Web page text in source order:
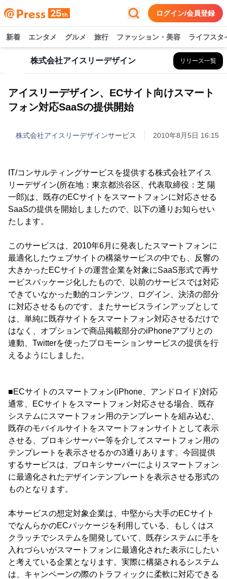
ログイン/会員登録
新着 エンタメ グルメ 旅行 ファッション・美容 ライフスタ
株式会社アイスリーデザイン リリース一覧
アイスリーデザイン、ECサイト向けスマート
フォン対応SaaSの提供開始
株式会社アイスリーデザインサービス 2010年8月5日 16:15
IT/コンサルティングサービスを提供する株式会社アイス
リーデザイン(所在地：東京都渋谷区、代表取締役：芝 陽
一郎)は、既存のECサイトをスマートフォンに対応させる
SaaSの提供を開始しましたので、以下の通りお知らせい
たします。
このサービスは、2010年6月に発表したスマートフォンに
最適化したウェブサイトの構築サービスの中でも、反響の
大きかったECサイトの運営企業を対象にSaaS形式で再サ
ービスパッケージ化したもので、以前のサービスでは対応
できていなかった動的コンテンツ、ログイン、決済の部分
に対応させるものです。またサービスラインアップとして
は、単純に既存サイトをスマートフォン対応させるだけで
はなく、オプションで商品掲載部分のiPhoneアプリとの
連動、Twitterを使ったプロモーションサービスの提供を行
えるようにしました。
■ECサイトのスマートフォン(iPhone、アンドロイド)対応
通常、ECサイトをスマートフォン対応させる場合、既存
システムにスマートフォン用のテンプレートを組み込む、
既存のモバイルサイトをスマートフォンサイトとして表示
させる、プロキシサーバー等を介してスマートフォン用の
テンプレートを表示させるかの3通りあります。今回提供
するサービスは、プロキシサーバーによりスマートフォン
に最適化されたデザインテンプレートを表示させる形式の
ものとなります。
本サービスの想定対象企業は、中堅から大手のECサイト
でなんらかのECパッケージを利用している、もしくはス
クラッチでシステムを開発していて、既存システムに手を
入れづらいがスマートフォンに最適化された表示にしたい
と考えている企業となります。実際に構築されるシステム
は、キャンペーンの際のトラフィックに柔軟に対応できる